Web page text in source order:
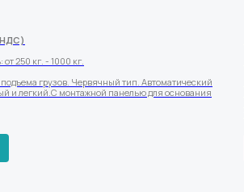
НДС)
250 кг. - 1000 кг.
грузов. Червячный тип. Автоматический
и легкий.С монтажной панелью для основания